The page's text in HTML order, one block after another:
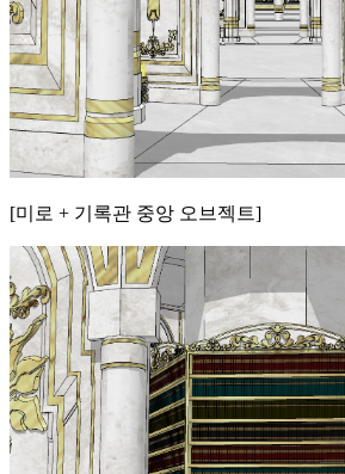
[미로 + 기록관 중앙 오브젝트]